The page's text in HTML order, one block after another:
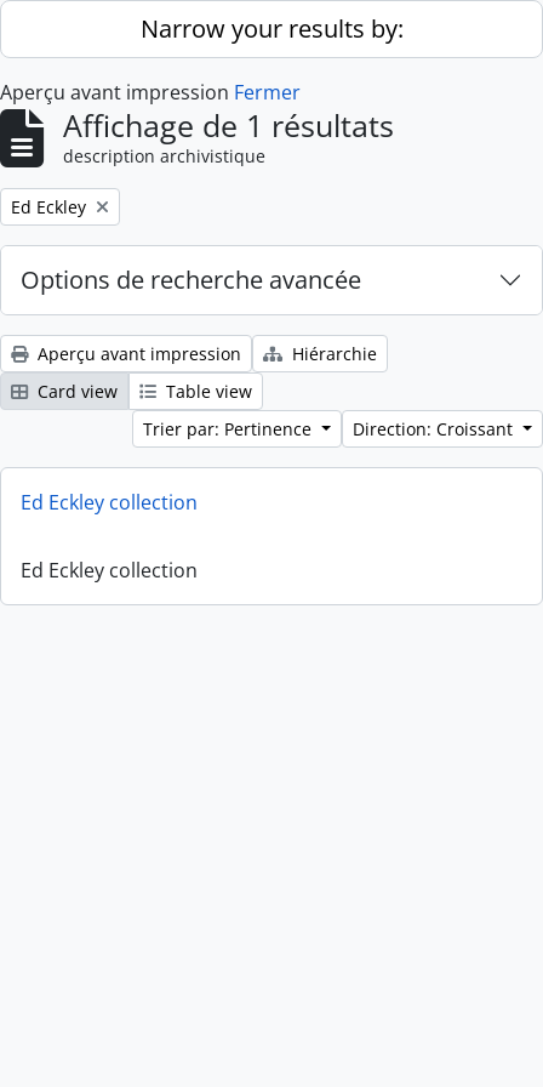
Skip to main contentNarrow your results by:
Aperçu avant impression Fermer
Affichage de 1 résultats
description archivistique
Remove filter:
Ed Eckley
Options de recherche avancée
Aperçu avant impression
Hiérarchie
Card view
Table view
Trier par: Pertinence
Direction: Croissant
Ed Eckley collection
Ed Eckley collection